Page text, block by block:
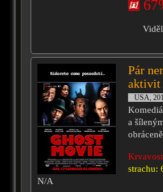
Pár
aktivit
USA,
a
strachu:
N/A